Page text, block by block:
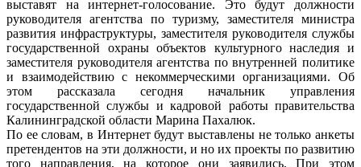
выставят на интернет-голосование. Это будут должности
руководителя агентства по туризму, заместителя министра
развития инфраструктуры, заместителя руководителя службы
государственной охраны объектов культурного наследия и
заместителя руководителя агентства по внутренней политике
и взаимодействию с некоммерческими организациями. Об
этом рассказала сегодня начальник управления
государственной службы и кадровой работы правительства
Калининградской области Марина Пахалюк.
По ее словам, в Интернет будут выставлены не только анкеты
претендентов на эти должности, и но их проекты по развитию
того направления, на которое они заявились. При этом